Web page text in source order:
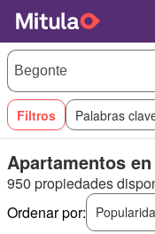
Filtros Palabras
Apartamentos
950 propiedades
Ordenar por: